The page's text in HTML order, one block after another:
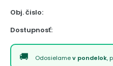
Obj. čislo:
Dostupnosť:
Odosielamev pondelok,